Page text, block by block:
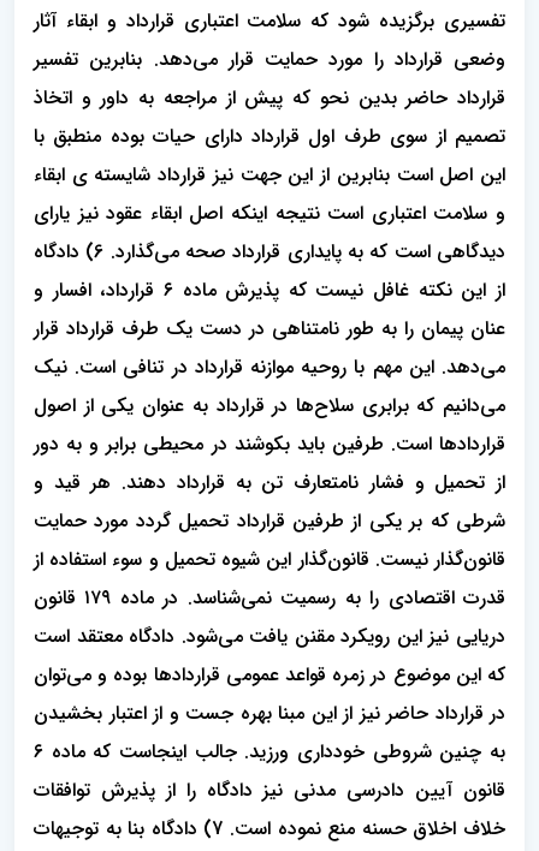
تفسیری برگزیده شود که سلامت اعتباری قرارداد و ابقاء آثار
وضعی قرارداد را مورد حمایت قرار می‌دهد. بنابرین تفسیر
قرارداد حاضر بدین نحو که پیش از مراجعه به داور و اتخاذ
تصمیم از سوی طرف اول قرارداد دارای حیات بوده منطبق با
این اصل است بنابرین از این جهت نیز قرارداد شایسته ی ابقاء
و سلامت اعتباری است نتیجه اینکه اصل ابقاء عقود نیز یارای
دیدگاهی است که به پایداری قرارداد صحه می‌گذارد. 6) دادگاه
از این نکته غافل نیست که پذیرش ماده ۶ قرارداد، افسار و
عنان پیمان را به طور نامتناهی در دست یک طرف قرارداد قرار
می‌دهد. این مهم با روحیه موازنه قرارداد در تنافی است. نیک
می‌دانیم که برابری سلاح‌ها در قرارداد به عنوان یکی از اصول
قراردادها است. طرفین باید بکوشند در محیطی برابر و به دور
از تحمیل و فشار نامتعارف تن به قرارداد دهند. هر قید و
شرطی که بر یکی از طرفین قرارداد تحمیل گردد مورد حمایت
قانون‌گذار نیست. قانون‌گذار این شیوه تحمیل و سوء استفاده از
قدرت اقتصادی را به رسمیت نمی‌شناسد. در ماده ۱۷۹ قانون
دریایی نیز این رویکرد مقنن یافت می‌شود. دادگاه معتقد است
که این موضوع در زمره قواعد عمومی قراردادها بوده و می‌توان
در قرارداد حاضر نیز از این مبنا بهره جست و از اعتبار بخشیدن
به چنین شروطی خودداری ورزید. جالب اینجاست که ماده ۶
قانون آیین دادرسی مدنی نیز دادگاه را از پذیرش توافقات
خلاف اخلاق حسنه منع نموده است. 7) دادگاه بنا به توجیهات